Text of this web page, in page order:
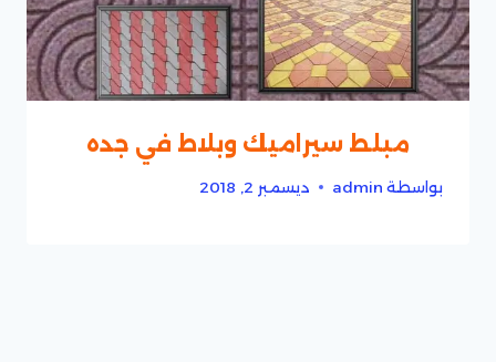
مبلط سيراميك وبلاط في جده
بواسطة admin ديسمبر 2, 2018